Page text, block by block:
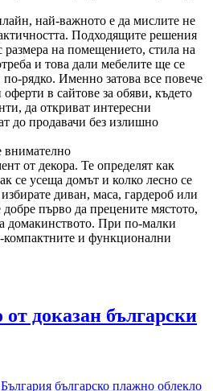
най-важното е да мислите не
Подходящите решения
размера на помещението, стила на
и това дали мебелите ще се
рядко. Именно затова все повече
в сайтове за обяви, където
да откриват интересни
до продавачи без излишно
внимателно
от декора. Те определят как
се усеща домът и колко лесно се
диван, маса, гардероб или
първо да прецените мястото,
домакинството. При по-малки
и функционални
доказан български
България българско плажно облекло